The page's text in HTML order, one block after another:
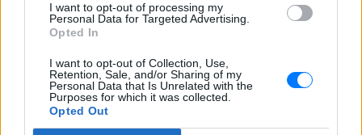
I want to opt-out of processing my
Personal Data for Targeted Advertising.
Opted In
I want to opt-out of Collection, Use,
Retention, Sale, and/or Sharing of my
Personal Data that Is Unrelated with the
Purposes for which it was collected.
Opted Out